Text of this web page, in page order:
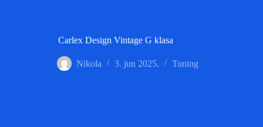
Carlex Design Vintage G klasa
Nikola 3. jun 2025. Tuning